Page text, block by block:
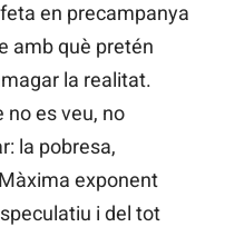
en precampanya
amb què pretén
la realitat.
no es veu, no
la pobresa,
exponent
i del tot